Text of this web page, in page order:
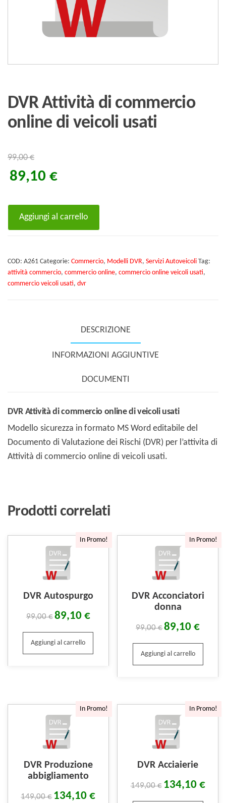
DVR Attività di commercio
online di veicoli usati
99,00€
89,10 €
online
di
Aggiungi al carrello
COD: A261 Categorie: Commercio, Modelli DVR, Servizi Autoveicoli Tag:
attività commercio, commercio online, commercio online veicoli usati,
commercio veicoli usati, dvr
DESCRIZIONE
INFORMAZIONI AGGIUNTIVE
DOCUMENTI
DVR Attività di commercio online di veicoli usati
Modello sicurezza in formato MS Word editabile del
Documento di Valutazione dei Rischi (DVR) per l’attivita di
Attività di commercio online di veicoli usati.
Prodotti correlati
In Promo!
DVR Autospurgo
99,00€89,10 €
Aggiungi al carrello
In Promo!
DVR Acconciatori
donna
99,00€89,10€
Aggiungi al carrello
In Promo!
DVR Produzione
abbigliamento
149,00€ 134,10€
In Promo!
DVR Acciaierie
149,00€ 134,10 €